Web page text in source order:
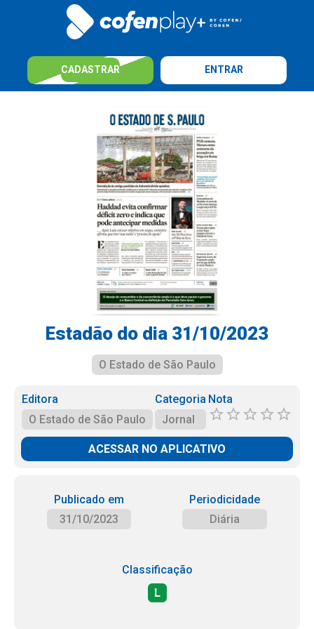
CADASTRAR ENTRAR
Estadão do dia 31/10/2023
O Estado de São Paulo
Editora
O Estado de São Paulo
Categoria
Jornal
Nota
ACESSAR NO APLICATIVO
Publicado em
31/10/2023
Periodicidade
Diária
Classificação
L